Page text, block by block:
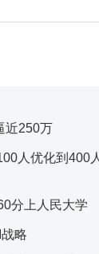
近250万
人优化到400
分上人民大学
略